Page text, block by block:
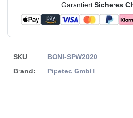
Garantiert Sicheres
SKU
BONI-SPW2020
Brand:
Pipetec GmbH